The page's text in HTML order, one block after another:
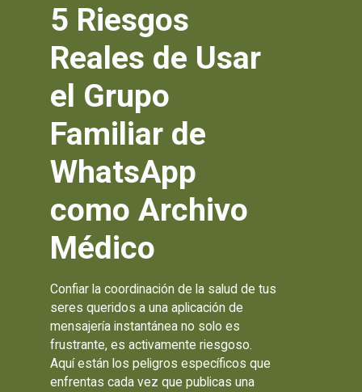
5 Riesgos
Reales de Usar
el Grupo
Familiar de
WhatsApp
como Archivo
Médico
Confiar la coordinación de la salud de tus
seres queridos a una aplicación de
mensajería instantánea no solo es
frustrante, es activamente riesgoso.
Aquí están los peligros específicos que
enfrentas cada vez que publicas una